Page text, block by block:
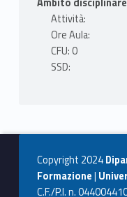
Ambito
Attività:
Ore Aula:
CFU: 0
SSD:
Copyright 2024
Formazione|
C.F./P.I. n.